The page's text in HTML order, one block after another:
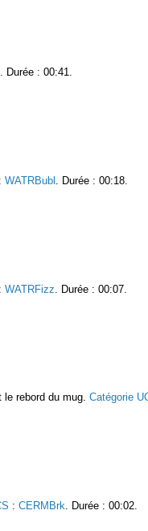
. Durée : 00:41.
: WATRBubl . Durée : 00:18.
: WATRFizz . Durée : 00:07.
le rebord du mug. Catégorie
: CERMBrk. Durée : 00:02.